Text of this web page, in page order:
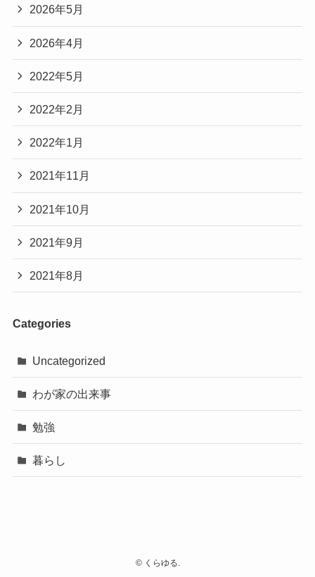
2026年5月
2026年4月
2022年5月
2022年2月
2022年1月
2021年11月
2021年10月
2021年9月
2021年8月
Categories
Uncategorized
わが家の出来事
勉強
暮らし
©くらゆる.